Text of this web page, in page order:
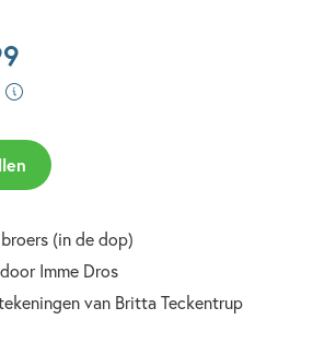
(in de dop)
Imme Dros
van Britta Teckentrup